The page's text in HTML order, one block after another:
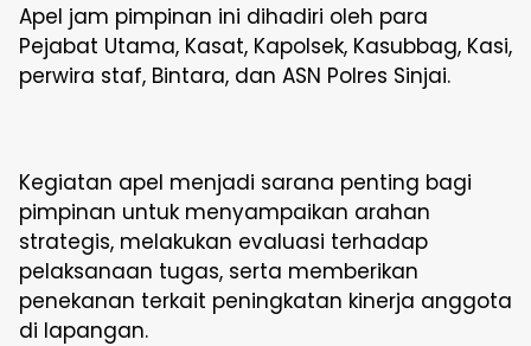
Apel jam pimpinan ini dihadiri oleh para
Pejabat Utama, Kasat, Kapolsek, Kasubbag, Kasi,
perwira staf, Bintara, dan ASN Polres Sinjai.
Kegiatan apel menjadi sarana penting bagi
pimpinan untuk menyampaikan arahan
strategis, melakukan evaluasi terhadap
pelaksanaan tugas, serta memberikan
penekanan terkait peningkatan kinerja anggota
di lapangan.